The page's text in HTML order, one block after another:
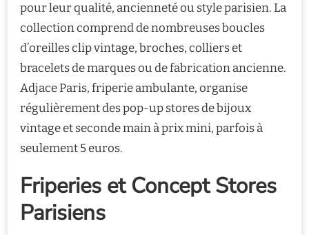
pour leur qualité, ancienneté ou style parisien. La
collection comprend de nombreuses boucles
d’oreilles clip vintage, broches, colliers et
bracelets de marques ou de fabrication ancienne.
Adjace Paris, friperie ambulante, organise
régulièrement des pop-up stores de bijoux
vintage et seconde main à prix mini, parfois à
seulement 5 euros.
Friperies et Concept Stores
Parisiens